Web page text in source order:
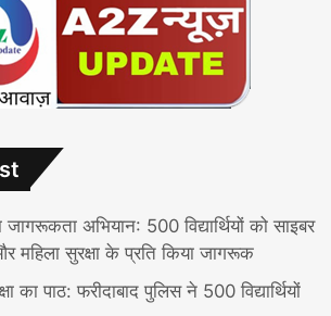
जागरूकता अभियान: 500 विद्यार्थियों को साइबर
महिला सुरक्षा के प्रति किया जागरूक
का पाठ: फरीदाबाद पुलिस ने 500 विद्यार्थियों